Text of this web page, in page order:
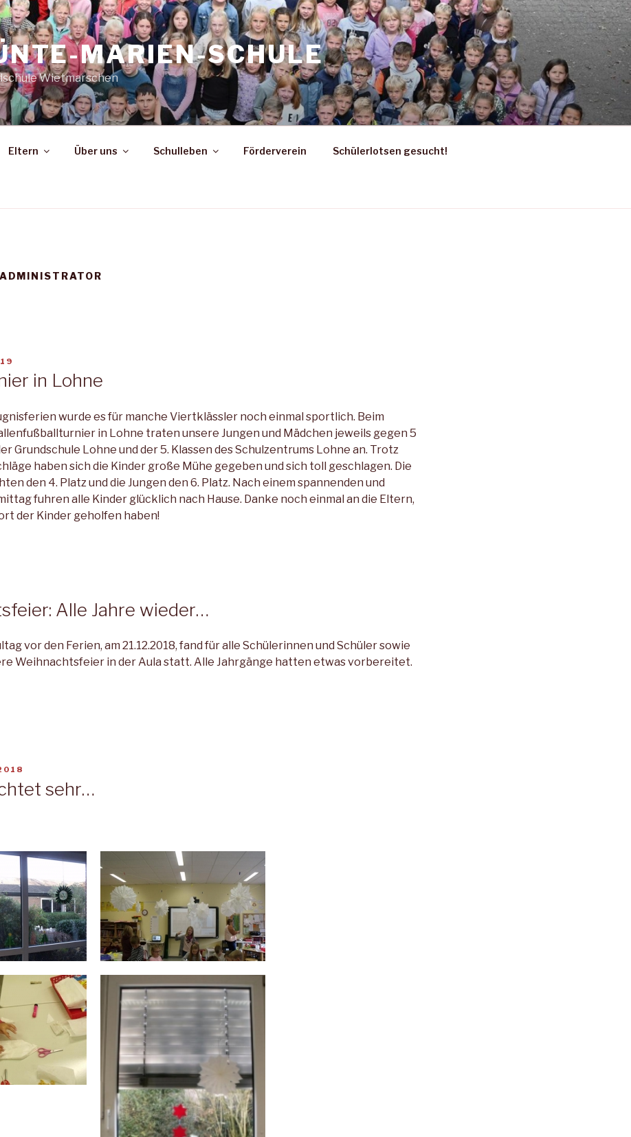
MARIEN-SCHULE
Wietmarschen
Eltern Über uns Schulleben Förderverein Schülerlotsen gesucht!
in Lohne
wurde es für manche Viertklässler noch einmal sportlich. Beim
in Lohne traten unsere Jungen und Mädchen jeweils gegen 5
Grundschule Lohne und der 5. Klassen des Schulzentrums Lohne an. Trotz
haben sich die Kinder große Mühe gegeben und sich toll geschlagen. Die
den 4. Platz und die Jungen den 6. Platz. Nach einem spannenden und
fuhren alle Kinder glücklich nach Hause. Danke noch einmal an die Eltern,
der Kinder geholfen haben!
Alle Jahre wieder…
vor den Ferien, am 21.12.2018, fand für alle Schülerinnen und Schüler sowie
Weihnachtsfeier in der Aula statt. Alle Jahrgänge hatten etwas vorbereitet.
sehr…